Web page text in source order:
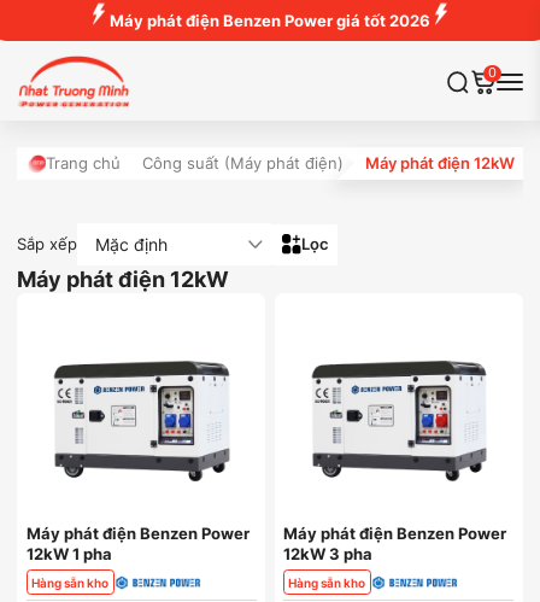
Máy phát điện Benzen Power giá tốt 2026
0
Trang chủ Công suất (Máy phát điện) Máy phát điện 12kW
Máy phát điện 12kW
Sắp xếp Mặc định Lọc
Máy phát điện Benzen Power
12kW 1 pha
Hàng sẵn kho
Máy phát điện Benzen Power
12kW 3 pha
Hàng sẵn kho